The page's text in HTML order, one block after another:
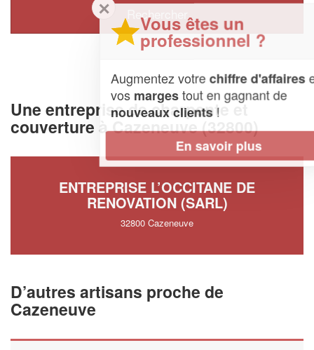
Une entreprise de charpente et
couverture à Cazeneuve (32800)
ENTREPRISE L’OCCITANE DE
RENOVATION (SARL)
32800 Cazeneuve
D’autres artisans proche de
Cazeneuve
Vous êtes un
professionnel ?
Augmentez votrechiffre d'affaireset
margestout en gagnant de
nouveaux clients!
En savoir plus